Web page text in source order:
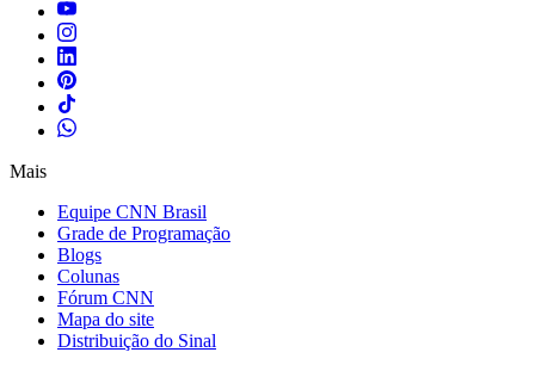
Mais
Equipe CNN Brasil
Grade de Programação
Blogs
Colunas
Fórum CNN
Mapa do site
Distribuição do Sinal